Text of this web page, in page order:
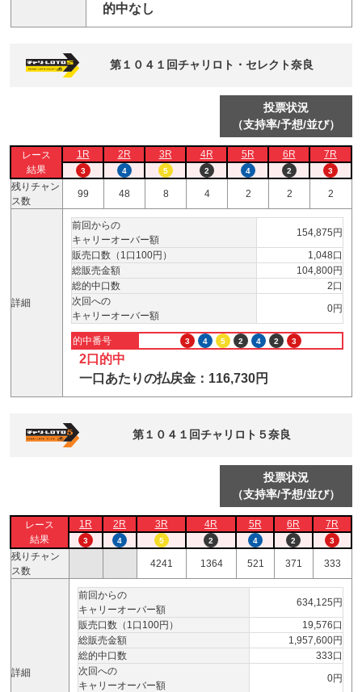
的中なし
第１０４１回チャリロト・セレクト奈良
投票状況
（支持率/予想/並び）
レース
結果
1R 2R 3R 4R 5R 6R 7R
3 4 5 2 4 2 3
残りチャン
ス数
99 48 8 4 2 2 2
詳細
前回からの
キャリーオーバー額
154,875円
販売口数（1口100円）
1,048口
総販売金額
104,800円
総的中口数
2口
次回への
キャリーオーバー額
0円
的中番号 3 4 5 2 4 2 3
2口的中
一口あたりの払戻金：116,730円
第１０４１回チャリロト５奈良
投票状況
（支持率/予想/並び）
レース
結果
1R 2R 3R 4R 5R 6R 7R
3 4 5 2 4 2 3
残りチャン
ス数
4241 1364 521 371 333
詳細
前回からの
キャリーオーバー額
634,125円
販売口数（1口100円）
19,576口
総販売金額
1,957,600円
総的中口数
333口
次回への
キャリーオーバー額
0円